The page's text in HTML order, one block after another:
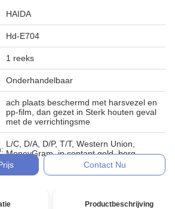
HAIDA
Hd-E704
1 reeks
Onderhandelbaar
ach plaats beschermd met harsvezel en
pp-film, dan gezet in Sterk houten geval
met de verrichtingsme
L/C, D/A, D/P, T/T, Western Union,
MoneyGram, in contant geld, borg
Contact Nu
Productbeschrijving